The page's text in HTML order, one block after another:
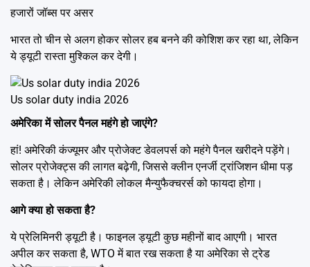
हजारों जॉब्स पर असर
भारत तो चीन से अलग होकर सोलर हब बनने की कोशिश कर रहा था, लेकिन
ये ड्यूटी रास्ता मुश्किल कर देगी।
Us solar duty india 2026
अमेरिका में सोलर पैनल महंगे हो जाएंगे?
हां! अमेरिकी कंज्यूमर और प्रोजेक्ट डेवलपर्स को महंगे पैनल खरीदने पड़ेंगे।
सोलर प्रोजेक्ट्स की लागत बढ़ेगी, जिससे क्लीन एनर्जी ट्रांजिशन धीमा पड़
सकता है। लेकिन अमेरिकी लोकल मैन्युफैक्चरर्स को फायदा होगा।
आगे क्या हो सकता है?
ये प्रेलिमिनरी ड्यूटी है। फाइनल ड्यूटी कुछ महीनों बाद आएगी। भारत
अपील कर सकता है, WTO में बात रख सकता है या अमेरिका से ट्रेड